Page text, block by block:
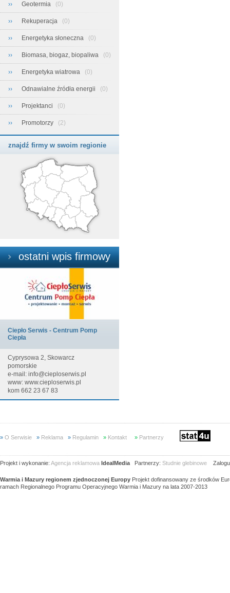
›› Geotermia (0)
›› Rekuperacja (0)
›› Energetyka słoneczna (0)
›› Biomasa, biogaz, biopaliwa (0)
›› Energetyka wiatrowa (0)
›› Odnawialne źródła energii (0)
›› Projektanci (0)
›› Promotorzy (2)
znajdź firmy w swoim regionie
ostatni wpis firmowy
Ciepło Serwis - Centrum Pomp
Ciepła
Cyprysowa 2, Skowarcz
pomorskie
e-mail: info@cieploserwis.pl
www: www.cieploserwis.pl
kom 662 23 67 83
» O Serwisie » Reklama » Regulamin » Kontakt » Partnerzy
Projekt i wykonanie: Agencja reklamowa IdealMedia Partnerzy: Studnie glebinowe
Warmia i Mazury regionem zjednoczonej Europy Projekt dofinansowany ze środków
ramach Regionalnego Programu Operacyjnego Warmia i Mazury na lata 2007-2013